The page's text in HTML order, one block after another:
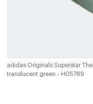
adidas Originals Superstar
translucent green - H05789